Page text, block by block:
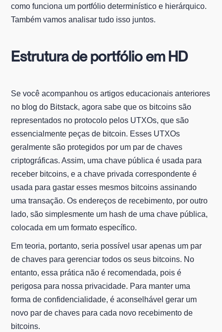
como funciona um portfólio determinístico e hierárquico.
Também vamos analisar tudo isso juntos.
Estrutura de portfólio em HD
Se você acompanhou os artigos educacionais anteriores
no blog do Bitstack, agora sabe que os bitcoins são
representados no protocolo pelos UTXOs, que são
essencialmente peças de bitcoin. Esses UTXOs
geralmente são protegidos por um par de chaves
criptográficas. Assim, uma chave pública é usada para
receber bitcoins, e a chave privada correspondente é
usada para gastar esses mesmos bitcoins assinando
uma transação. Os endereços de recebimento, por outro
lado, são simplesmente um hash de uma chave pública,
colocada em um formato específico.
Em teoria, portanto, seria possível usar apenas um par
de chaves para gerenciar todos os seus bitcoins. No
entanto, essa prática não é recomendada, pois é
perigosa para nossa privacidade. Para manter uma
forma de confidencialidade, é aconselhável gerar um
novo par de chaves para cada novo recebimento de
bitcoins.